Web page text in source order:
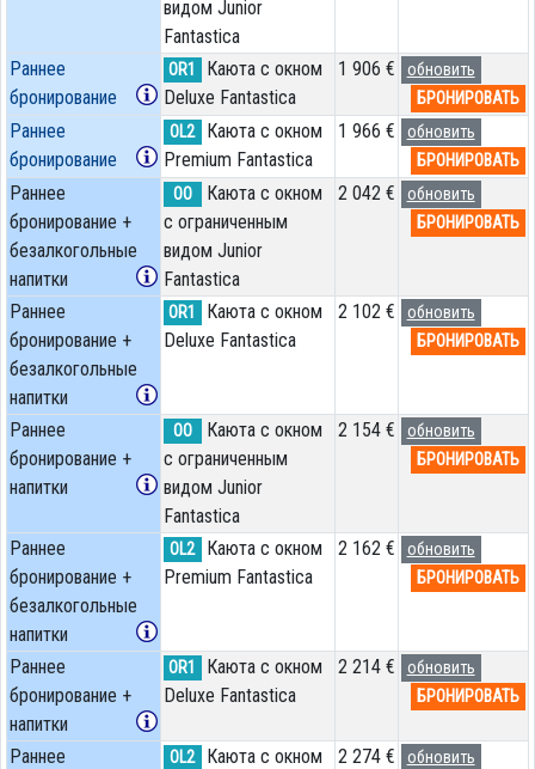
видом Junior
Fantastica
Раннее
бронирование
OR1
Каюта с окном
Deluxe Fantastica
1 906 €
обновить
БРОНИРОВАТЬ
Раннее
бронирование
OL2
Каюта с окном
Premium Fantastica
1 966 €
обновить
БРОНИРОВАТЬ
Раннее
бронирование +
безалкогольные
напитки
OO
Каюта с окном
с ограниченным
видом Junior
Fantastica
2 042 €
обновить
БРОНИРОВАТЬ
Раннее
бронирование +
безалкогольные
напитки
OR1
Каюта с окном
Deluxe Fantastica
2 102 €
обновить
БРОНИРОВАТЬ
Раннее
бронирование +
напитки
OO
Каюта с окном
с ограниченным
видом Junior
Fantastica
2 154 €
обновить
БРОНИРОВАТЬ
Раннее
бронирование +
безалкогольные
напитки
OL2
Каюта с окном
Premium Fantastica
2 162 €
обновить
БРОНИРОВАТЬ
Раннее
бронирование +
напитки
OR1
Каюта с окном
Deluxe Fantastica
2 214 €
обновить
БРОНИРОВАТЬ
Раннее
OL2
Каюта с окном
2 274 €
обновить